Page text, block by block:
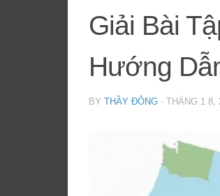
Giải Bài
Hướng
BY THẦY ĐÔNG · THÁNG 1 8,